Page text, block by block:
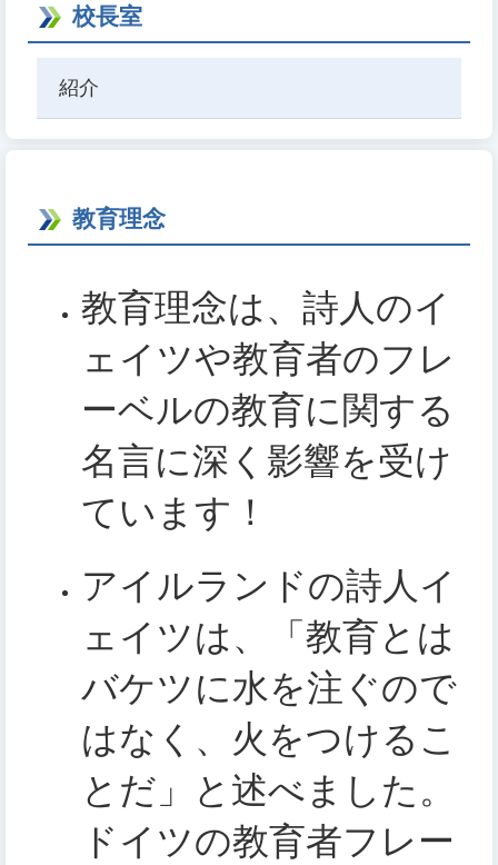
校長室
紹介
教育理念
教育理念は、詩人のイ
ェイツや教育者のフレ
ーベルの教育に関する
名言に深く影響を受け
ています！
アイルランドの詩人イ
ェイツは、「教育とは
バケツに水を注ぐので
はなく、火をつけるこ
とだ」と述べました。
ドイツの教育者フレー